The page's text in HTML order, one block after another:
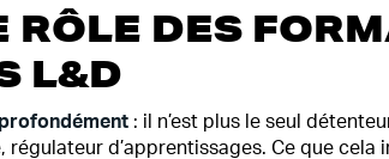
RÔLE DES
L&D
: il n’est plus le seul
d’apprentissages. Ce que cela